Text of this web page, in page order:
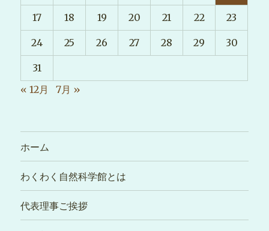
17 18 19 20 21 22 23
24 25 26 27 28 29 30
31
« 12月
7月 »
ホーム
わくわく自然科学館とは
代表理事ご挨拶